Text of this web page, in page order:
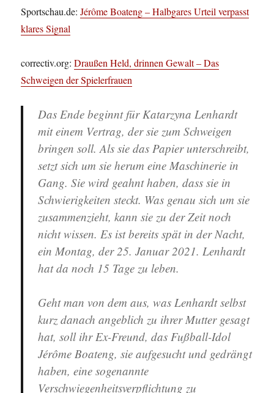
Sportschau.de:Jérôme Boateng – Halbgares Urteil verpasst
klares Signal
correctiv.org:Draußen Held, drinnen Gewalt – Das
Schweigen der Spielerfrauen
Das Ende beginnt für Katarzyna Lenhardt
mit einem Vertrag, der sie zum Schweigen
bringen soll. Als sie das Papier unterschreibt,
setzt sich um sie herum eine Maschinerie in
Gang. Sie wird geahnt haben, dass sie in
Schwierigkeiten steckt. Was genau sich um sie
zusammenzieht, kann sie zu der Zeit noch
nicht wissen. Es ist bereits spät in der Nacht,
ein Montag, der 25. Januar 2021. Lenhardt
hat da noch 15 Tage zu leben.
Geht man von dem aus, was Lenhardt selbst
kurz danach angeblich zu ihrer Mutter gesagt
hat, soll ihr Ex-Freund, das Fußball-Idol
Jérôme Boateng, sie aufgesucht und gedrängt
haben, eine sogenannte
Verschwiegenheitsverpflichtung zu